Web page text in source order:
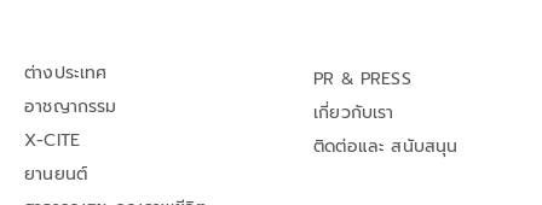
ต่างประเทศ
อาชญากรรม
X-CITE
ยานยนต์
PR & PRESS
เกี่ยวกับเรา
ติดต่อและ สนับสนุน